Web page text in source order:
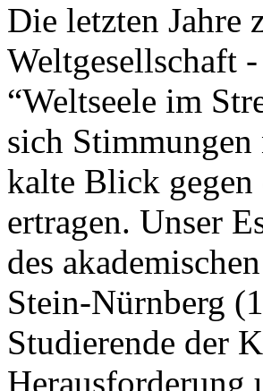
Die letzten Jahre
Weltgesellschaft
“Weltseele im
sich
kalte Blick
ertragen. Unser
des
Stein-Nürnberg
Studierende der
Herausforderung